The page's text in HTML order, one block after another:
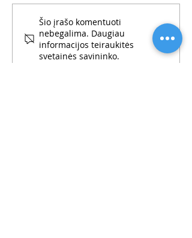
Jėzus visur tave lydi
Šio įrašo komentuoti
nebegalima. Daugiau
informacijos teiraukitės
svetainės savininko.